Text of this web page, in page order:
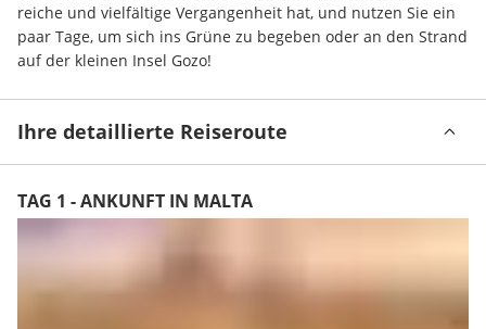
reiche und vielfältige Vergangenheit hat, und nutzen Sie ein
paar Tage, um sich ins Grüne zu begeben oder an den Strand
auf der kleinen Insel Gozo!
Ihre detaillierte Reiseroute
TAG 1 - ANKUNFT IN MALTA